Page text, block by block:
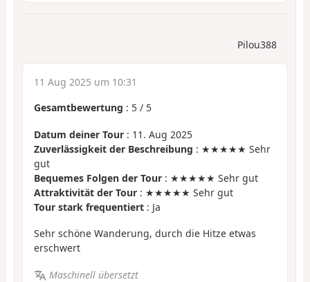
Pilou388
11 Aug 2025 um 10:31
Gesamtbewertung : 5 / 5
Datum deiner Tour : 11. Aug 2025
Zuverlässigkeit der Beschreibung : ★★★★★ Sehr
gut
Bequemes Folgen der Tour : ★★★★★ Sehr gut
Attraktivität der Tour : ★★★★★ Sehr gut
Tour stark frequentiert : Ja
Sehr schöne Wanderung, durch die Hitze etwas
erschwert
Maschinell übersetzt